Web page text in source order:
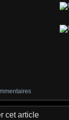
cet article